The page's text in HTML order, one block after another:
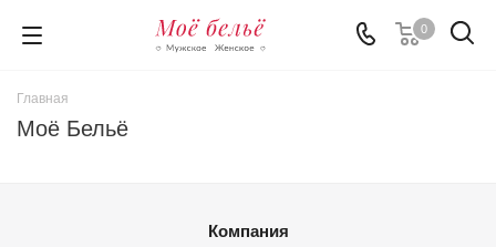
0
Главная
Моё Бельё
Компания